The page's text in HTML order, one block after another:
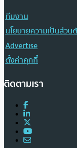
ทีมงาน
นโยบายความเป็นส่วน
Advertise
ตั้งค่าคุกกี้
ติดตามเรา